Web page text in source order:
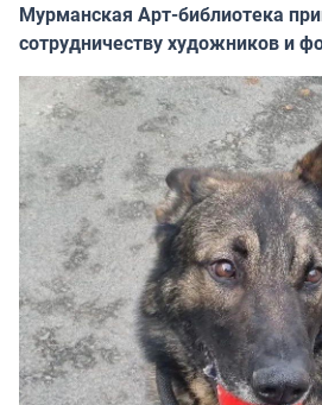
Мурманская Арт-библиотека
сотрудничеству художников и